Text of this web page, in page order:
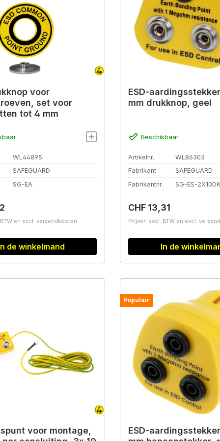
voor
set voor
tot 4 mm
WL44895
SAFEGUARD
SG-EA
en excl. verzendkosten
de winkelmand
ESD-
mm drukknop, geel
Beschikbaar
Artikelnr.
WL86303
Fabrikant
SAFEGUARD
Fabrikantnr.
SG-ES-
Normale prijs:
CHF 13,31
Prijzen excl. BTW en excl.
In de
voor montage,
Populair
ESD-